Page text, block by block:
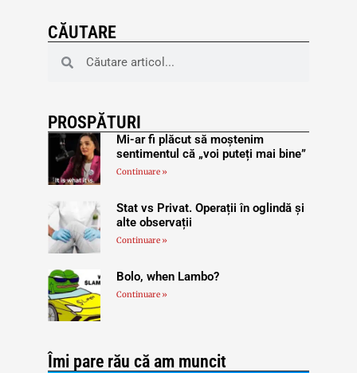
CĂUTARE
PROSPĂTURI
Mi-ar fi plăcut să moștenim
sentimentul că „voi puteți mai bine”
Continuare »
Stat vs Privat. Operații în oglindă și
alte observații
Continuare »
Bolo, when Lambo?
Continuare »
Îmi pare rău că am muncit